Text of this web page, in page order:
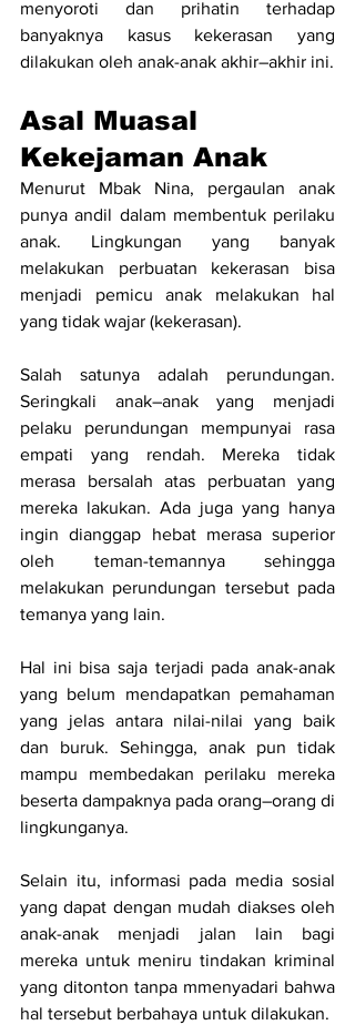
menyoroti dan prihatin terhadap
banyaknya kasus kekerasan yang
dilakukan oleh anak-anak akhir–akhir ini.
Asal Muasal
Kekejaman Anak
Menurut Mbak Nina, pergaulan anak
punya andil dalam membentuk perilaku
anak. Lingkungan yang banyak
melakukan perbuatan kekerasan bisa
menjadi pemicu anak melakukan hal
yang tidak wajar (kekerasan).
Salah satunya adalah perundungan.
Seringkali anak–anak yang menjadi
pelaku perundungan mempunyai rasa
empati yang rendah. Mereka tidak
merasa bersalah atas perbuatan yang
mereka lakukan. Ada juga yang hanya
ingin dianggap hebat merasa superior
oleh teman-temannya sehingga
melakukan perundungan tersebut pada
temanya yang lain.
Hal ini bisa saja terjadi pada anak-anak
yang belum mendapatkan pemahaman
yang jelas antara nilai-nilai yang baik
dan buruk. Sehingga, anak pun tidak
mampu membedakan perilaku mereka
beserta dampaknya pada orang–orang di
lingkunganya.
Selain itu, informasi pada media sosial
yang dapat dengan mudah diakses oleh
anak-anak menjadi jalan lain bagi
mereka untuk meniru tindakan kriminal
yang ditonton tanpa mmenyadari bahwa
hal tersebut berbahaya untuk dilakukan.